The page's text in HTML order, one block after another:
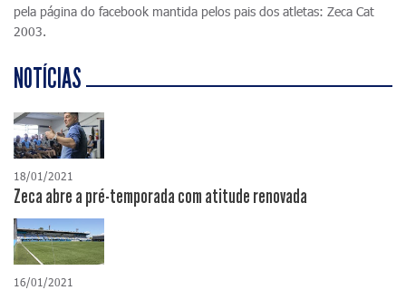
pela página do facebook mantida pelos pais dos atletas: Zeca Cat
2003.
NOTÍCIAS
18/01/2021
Zeca abre a pré-temporada com atitude renovada
16/01/2021